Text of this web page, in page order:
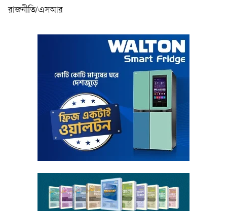
রাজনীতি/এসআর